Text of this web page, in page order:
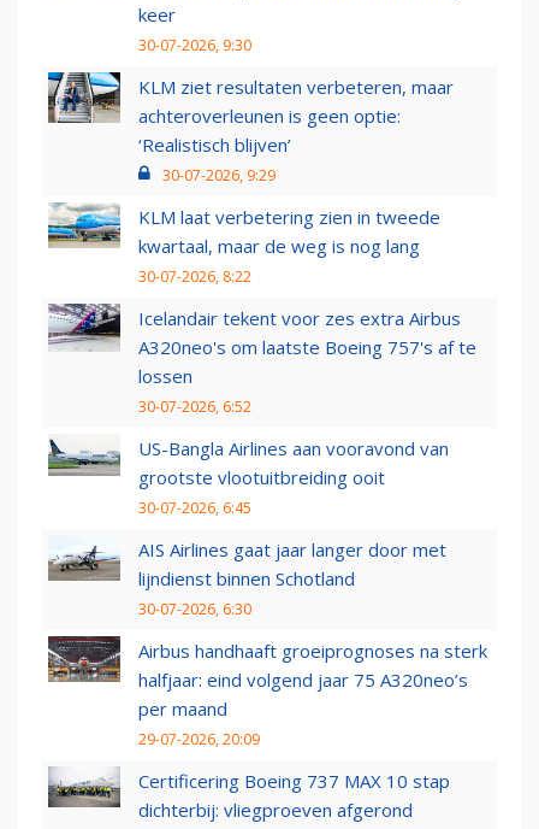
keer
30-07-2026, 9:30
KLM ziet resultaten verbeteren, maar
achteroverleunen is geen optie:
‘Realistisch blijven’
30-07-2026, 9:29
KLM laat verbetering zien in tweede
kwartaal, maar de weg is nog lang
30-07-2026, 8:22
Icelandair tekent voor zes extra Airbus
A320neo's om laatste Boeing 757's af te
lossen
30-07-2026, 6:52
US-Bangla Airlines aan vooravond van
grootste vlootuitbreiding ooit
30-07-2026, 6:45
AIS Airlines gaat jaar langer door met
lijndienst binnen Schotland
30-07-2026, 6:30
Airbus handhaaft groeiprognoses na sterk
halfjaar: eind volgend jaar 75 A320neo’s
per maand
29-07-2026, 20:09
Certificering Boeing 737 MAX 10 stap
dichterbij: vliegproeven afgerond